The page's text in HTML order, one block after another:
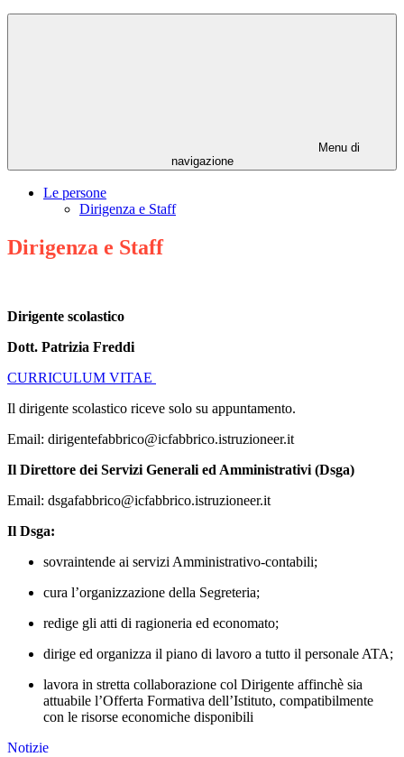
Menu di
navigazione
Le persone
Dirigenza e Staff
Dirigenza e Staff
Dirigente scolastico
Dott. Patrizia Freddi
CURRICULUM VITAE
Il dirigente scolastico riceve solo su appuntamento.
Email: dirigentefabbrico@icfabbrico.istruzioneer.it
Il Direttore dei Servizi Generali ed Amministrativi (Dsga)
Email: dsgafabbrico@icfabbrico.istruzioneer.it
Il Dsga:
sovraintende ai servizi Amministrativo-contabili;
cura l’organizzazione della Segreteria;
redige gli atti di ragioneria ed economato;
dirige ed organizza il piano di lavoro a tutto il personale ATA;
lavora in stretta collaborazione col Dirigente affinchè sia
attuabile l’Offerta Formativa dell’Istituto, compatibilmente
con le risorse economiche disponibili
Notizie